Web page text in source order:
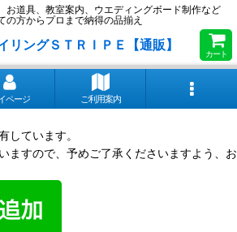
お道具、教室案内、ウエディングボード制作など
の方からプロまで納得の品揃え
リングＳＴＲＩＰＥ【通販】
カート
ページ ご利用案内
しています。
ますので、予めご了承くださいますよう、お